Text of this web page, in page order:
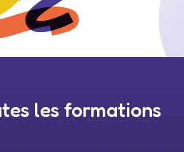
les formations